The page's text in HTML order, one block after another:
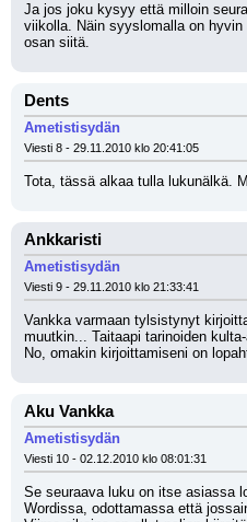
Ja jos joku kysyy että milloin
viikolla. Näin syyslomalla on
osan siitä.
Dents
Ametistisydän
Viesti 8 - 29.11.2010 klo 20:41:05
Tota, tässä alkaa tulla lukunälkä.
Ankkaristi
Ametistisydän
Viesti 9 - 29.11.2010 klo 21:33:41
Vankka varmaan tylsistynyt
muutkin... Taitaapi tarinoiden
No, omakin kirjoittamiseni on
Aku Vankka
Ametistisydän
Viesti 10 - 02.12.2010 klo 08:01:31
Se seuraava luku on itse asiassa
Wordissa, odottamassa että